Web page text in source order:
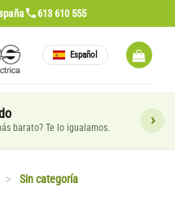
613 610 555
Español
barato? Te lo igualamos.
> Sin categoría